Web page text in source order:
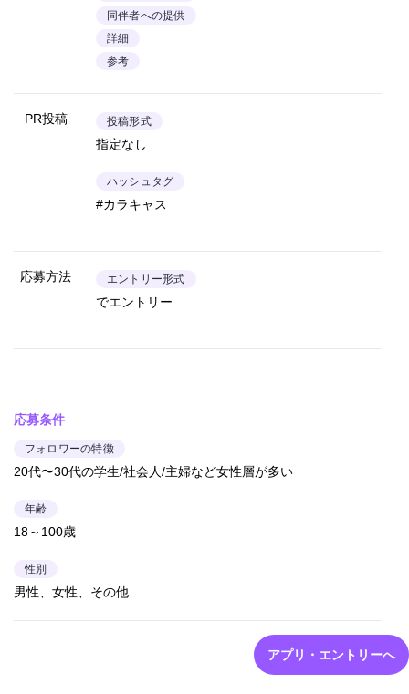
同伴者への提供
詳細
参考
PR投稿 投稿形式
指定なし
ハッシュタグ
#カラキャス
応募方法 エントリー形式
でエントリー
応募条件
フォロワーの特徴
20代〜30代の学生/社会人/主婦など女性層が多い
年齢
18～100歳
性別
男性、女性、その他
アプリ・エントリーへ